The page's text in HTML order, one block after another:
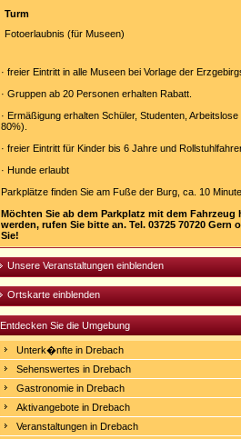
Turm
Fotoerlaubnis (für Museen)
· freier Eintritt in alle Museen bei Vorlage der
· Gruppen ab 20 Personen erhalten Rabatt.
· Ermäßigung erhalten Schüler, Studenten,
80%).
· freier Eintritt für Kinder bis 6 Jahre und
· Hunde erlaubt
Parkplätze finden Sie am Fuße der Burg, ca. 10
Möchten Sie ab dem Parkplatz mit dem
werden, rufen Sie bitte an. Tel. 03725 70720 Gern
Sie!
Unsere Veranstaltungen einblenden
Ortskarte einblenden
Entdecken Sie die Umgebung
Unterk�nfte in Drebach
Sehenswertes in Drebach
Gastronomie in Drebach
Aktivangebote in Drebach
Veranstaltungen in Drebach